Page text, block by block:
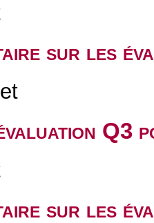
sur les
Q3
sur les